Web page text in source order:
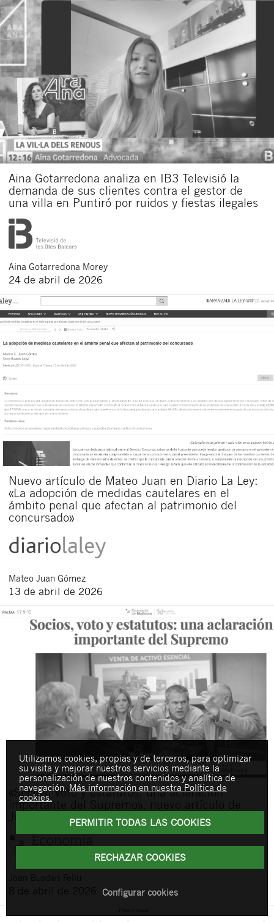
Aina Gotarredona analiza en IB3 Televisió la
demanda de sus clientes contra el gestor de
una villa en Puntiró por ruidos y fiestas ilegales
Aina Gotarredona Morey
24 de abril de 2026
Nuevo artículo de Mateo Juan en Diario La Ley:
«La adopción de medidas cautelares en el
ámbito penal que afectan al patrimonio del
concursado»
Mateo Juan Gómez
13 de abril de 2026
«Socios, voto y estatutos: una aclaración
importante del Supremo», nuevo artículo de
Joan Buades en Economía de Mallorca
8 de abril de 2026
Utilizamos cookies, propias y de terceros, para optimizar
su visita y mejorar nuestros servicios mediante la
personalización de nuestros contenidos y analítica de
navegación. Más información en nuestra Política de
cookies.
PERMITIR TODAS LAS COOKIES
RECHAZAR COOKIES
Configurar cookies